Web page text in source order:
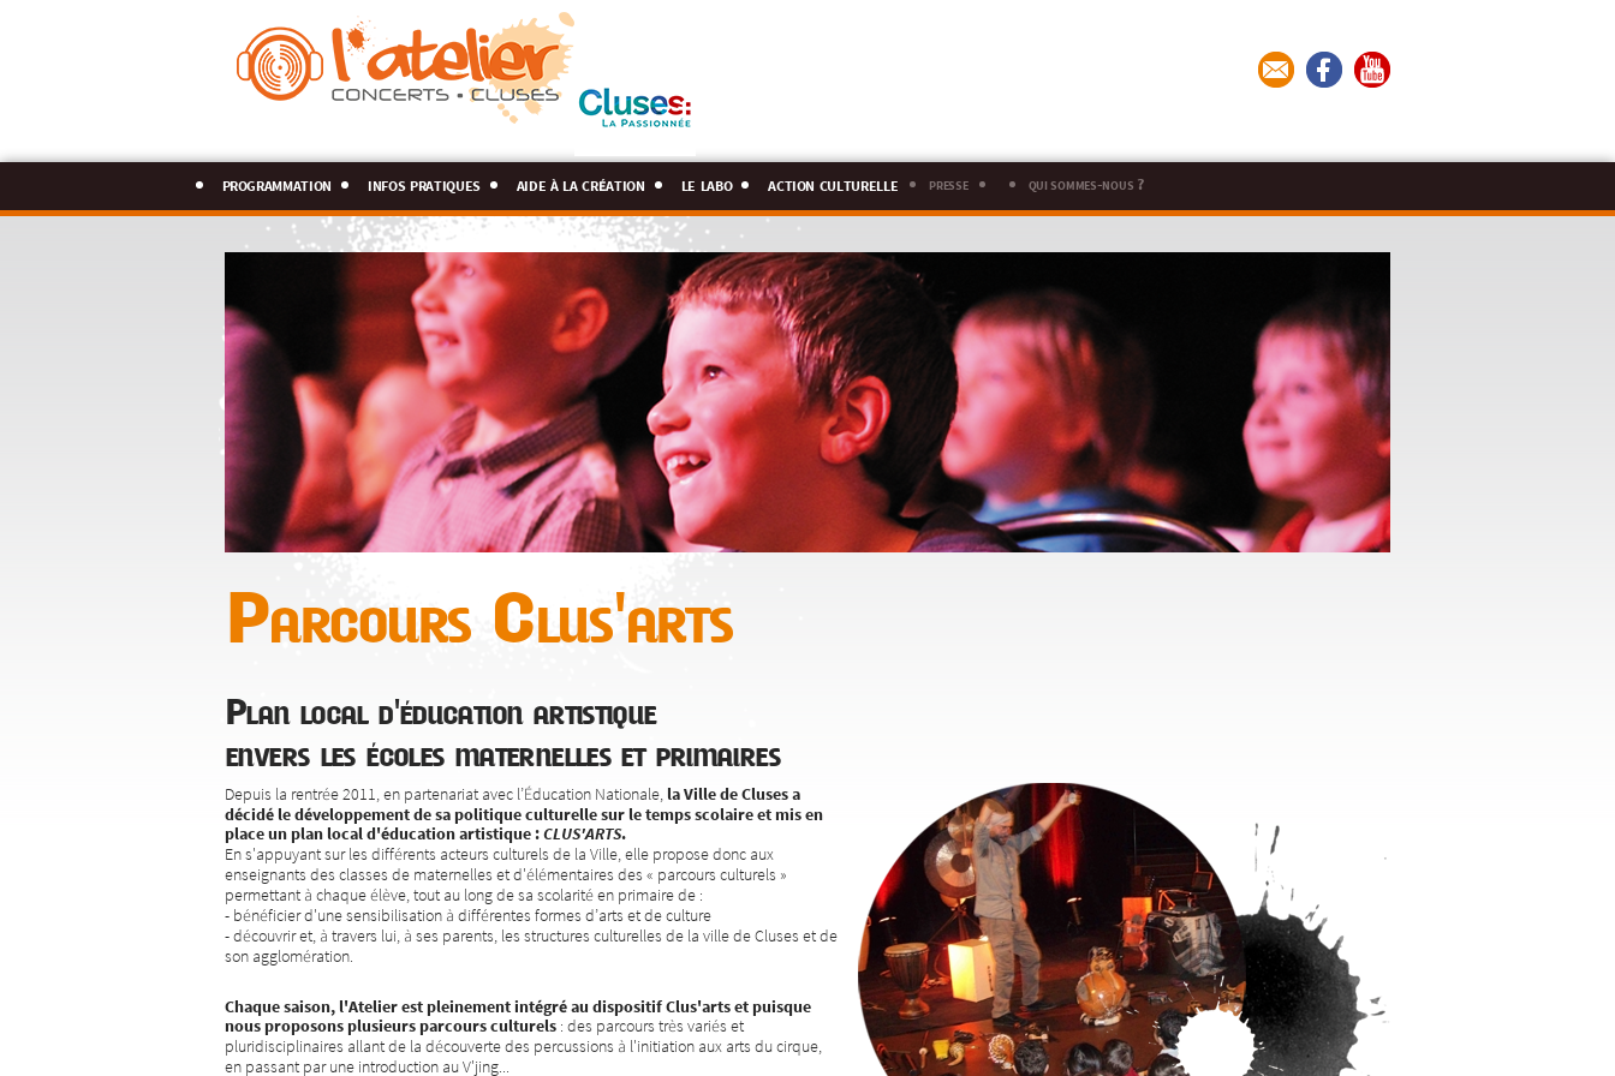
programmation infos pratiques aide à la création le labo action culturelle presse qui sommes-nous ?
Parcours Clus'arts
Plan local d'éducation artistique
envers les écoles maternelles et primaires
Depuis la rentrée 2011, en partenariat avec l’Éducation Nationale, la Ville de Cluses a
décidé le développement de sa politique culturelle sur le temps scolaire et mis en
place un plan local d'éducation artistique :CLUS'ARTS.
En s'appuyant sur les différents acteurs culturels de la Ville, elle propose donc aux
enseignants des classes de maternelles et d'élémentaires des « parcours culturels »
permettant à chaque élève, tout au long de sa scolarité en primaire de :
- bénéficier d'une sensibilisation à différentes formes d’arts et de culture
- découvrir et, à travers lui, à ses parents, les structures culturelles de la ville de Cluses et de
son agglomération.
Chaque saison, l'Atelier est pleinement intégré au dispositif Clus'arts et puisque
nous proposons plusieurs parcours culturels : des parcours très variés et
pluridisciplinaires allant de la découverte des percussions à l'initiation aux arts du cirque,
en passant par une introduction au V'jing...